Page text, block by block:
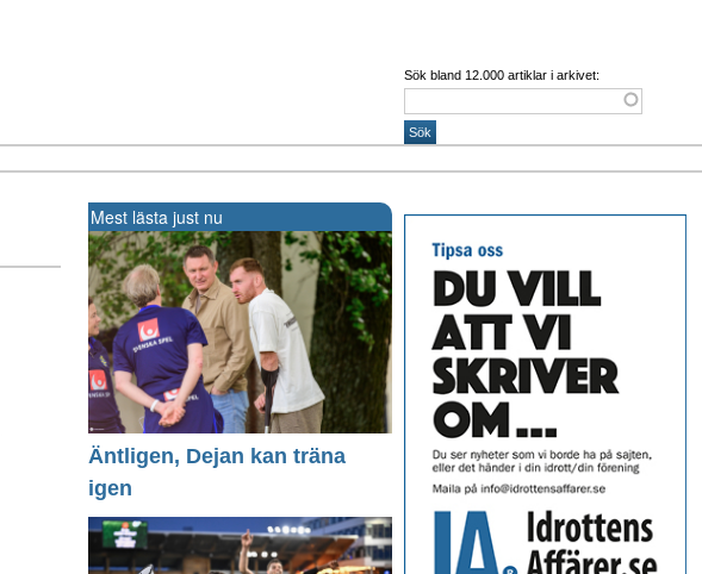
Sök bland 12.000 artiklar i arkivet:
Mest lästa just nu
Äntligen, Dejan kan träna
igen